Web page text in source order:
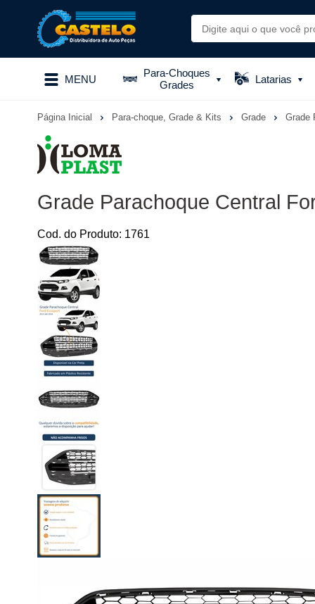
MENU
Para-Choques
Grades
Latarias
Página Inicial Para-choque, Grade & Kits Grade Grade
Grade Parachoque Central
Cod. do Produto: 1761